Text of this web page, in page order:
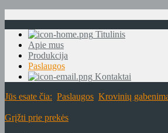
Titulinis
Apie mus
Produkcija
Paslaugos
Kontaktai
Jūs esate čia: Paslaugos Krovinių
Grįžti prie prekės